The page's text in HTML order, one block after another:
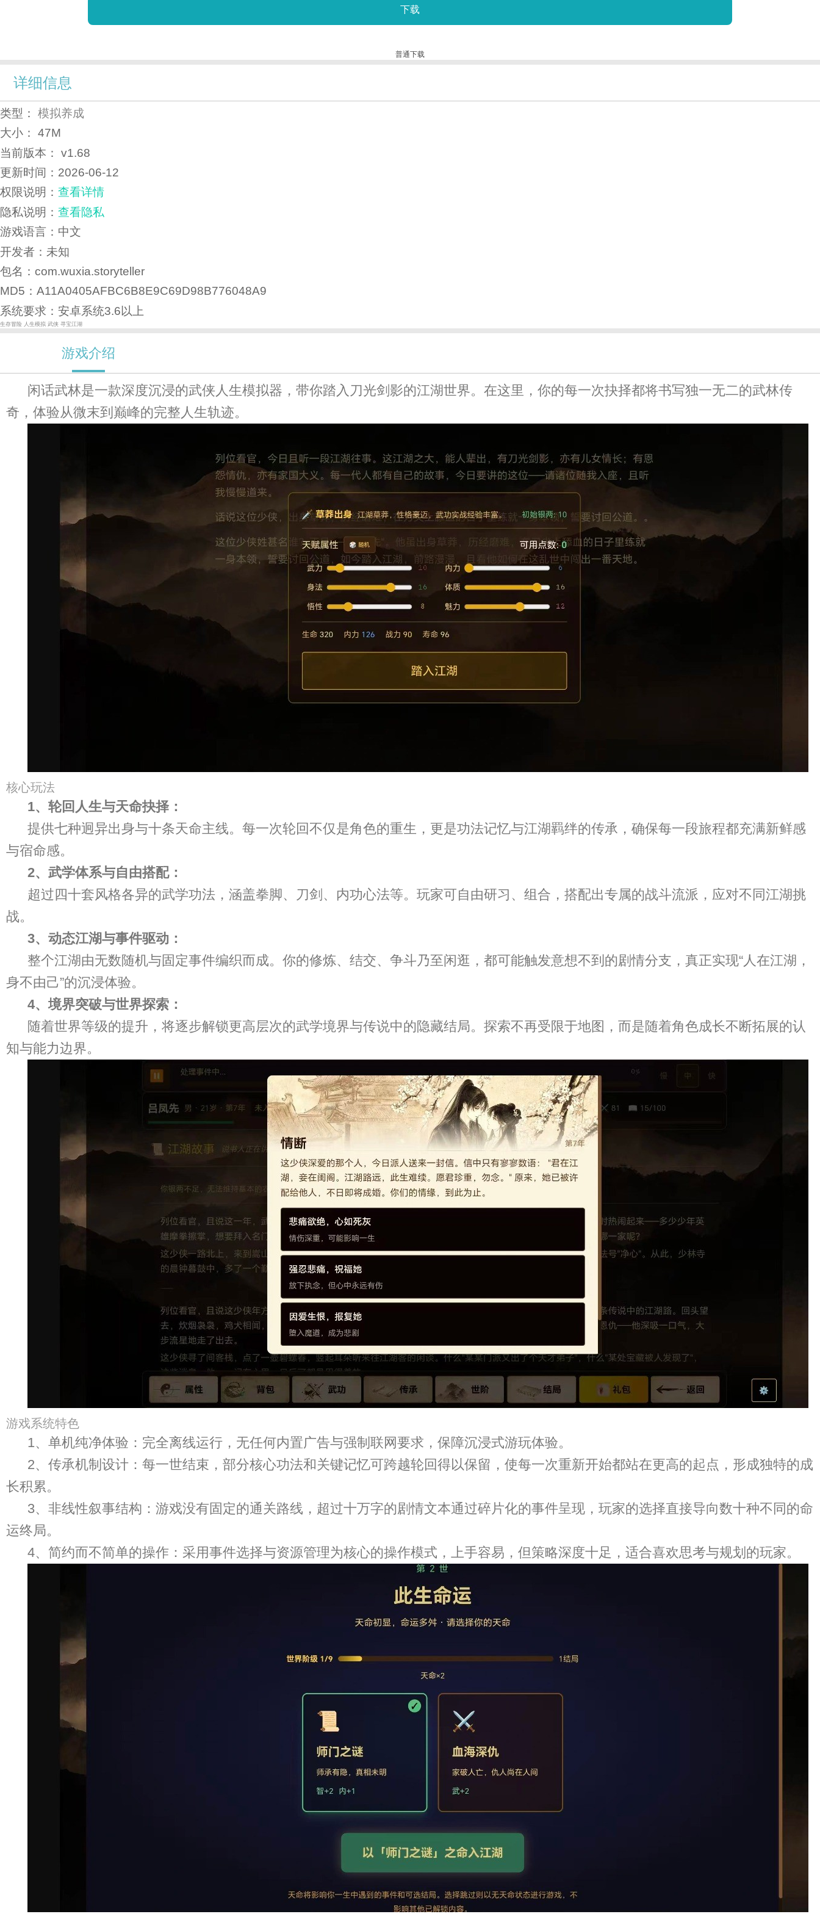
下载
普通下载
详细信息
类型： 模拟养成
大小： 47M
当前版本： v1.68
更新时间： 2026-06-12
权限说明： 查看详情
隐私说明： 查看隐私
游戏语言：中文
开发者：未知
包名：com.wuxia.storyteller
MD5：A11A0405AFBC6B8E9C69D98B776048A9
系统要求：安卓系统3.6以上
生存冒险 人生模拟 武侠 寻宝江湖
游戏介绍
闲话武林是一款深度沉浸的武侠人生模拟器，带你踏入刀光剑影的江湖世界。在这里，你的每一次抉择都将书写独一无二的武林传
奇，体验从微末到巅峰的完整人生轨迹。
核心玩法
1、轮回人生与天命抉择：
提供七种迥异出身与十条天命主线。每一次轮回不仅是角色的重生，更是功法记忆与江湖羁绊的传承，确保每一段旅程都充满新鲜感
与宿命感。
2、武学体系与自由搭配：
超过四十套风格各异的武学功法，涵盖拳脚、刀剑、内功心法等。玩家可自由研习、组合，搭配出专属的战斗流派，应对不同江湖挑
战。
3、动态江湖与事件驱动：
整个江湖由无数随机与固定事件编织而成。你的修炼、结交、争斗乃至闲逛，都可能触发意想不到的剧情分支，真正实现“人在江湖，
身不由己”的沉浸体验。
4、境界突破与世界探索：
随着世界等级的提升，将逐步解锁更高层次的武学境界与传说中的隐藏结局。探索不再受限于地图，而是随着角色成长不断拓展的认
知与能力边界。
游戏系统特色
1、单机纯净体验：完全离线运行，无任何内置广告与强制联网要求，保障沉浸式游玩体验。
2、传承机制设计：每一世结束，部分核心功法和关键记忆可跨越轮回得以保留，使每一次重新开始都站在更高的起点，形成独特的成
长积累。
3、非线性叙事结构：游戏没有固定的通关路线，超过十万字的剧情文本通过碎片化的事件呈现，玩家的选择直接导向数十种不同的命
运终局。
4、简约而不简单的操作：采用事件选择与资源管理为核心的操作模式，上手容易，但策略深度十足，适合喜欢思考与规划的玩家。